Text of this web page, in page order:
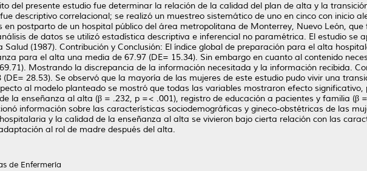
del presente estudio fue determinar la relación de la calidad del plan de alta y la
descriptivo correlacional; se realizó un muestreo sistemático de uno en cinco con inicio
postparto de un hospital público del área metropolitana de Monterrey, Nuevo León,
de datos se utilizó estadística descriptiva e inferencial no paramétrica. El estudio se
(1987). Contribución y Conclusión: El índice global de preparación para el alta
para el alta una media de 67.97 (DE= 15.34). Sin embargo en cuanto al contenido
Mostrando la discrepancia de la información necesitada y la información recibida.
28.53). Se observó que la mayoría de las mujeres de este estudio pudo vivir una
al modelo planteado se mostró que todas las variables mostraron efecto
la enseñanza al alta (β = .232, p =< .001), registro de educación a pacientes y familia (β
información sobre las características sociodemográficas y gineco-obstétricas de las
y la calidad de la enseñanza al alta se vivieron bajo cierta relación con las
al rol de madre después del alta.
de Enfermería